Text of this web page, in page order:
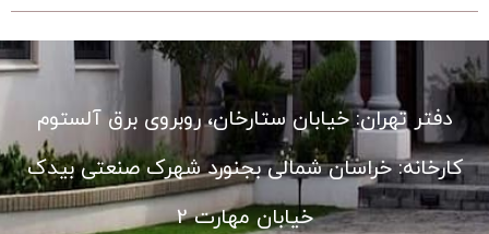
دفتر تهران: خیابان ستارخان، روبروی برق آلستوم
کارخانه: خراسان شمالی بجنورد شهرک صنعتی بیدک
خیابان مهارت 2